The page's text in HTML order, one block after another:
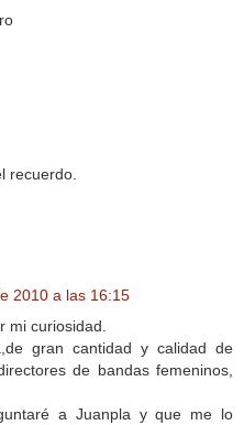
recuerdo.
2010 a las 16:15
mi curiosidad.
gran cantidad y calidad de
de bandas femeninos,
a Juanpla y que me lo